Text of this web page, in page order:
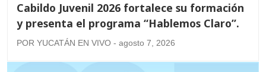
Cabildo Juvenil 2026 fortalece su formación
y presenta el programa “Hablemos Claro”.
POR YUCATÁN EN VIVO - agosto 7, 2026